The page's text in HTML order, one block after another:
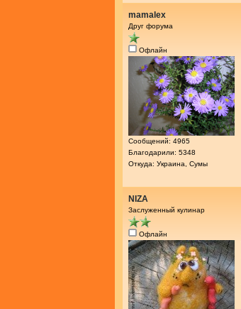
mamalex
Друг форума
Офлайн
Сообщений: 4965
Благодарили: 5348
Откуда: Украина, Сумы
NIZA
Заслуженный кулинар
Офлайн